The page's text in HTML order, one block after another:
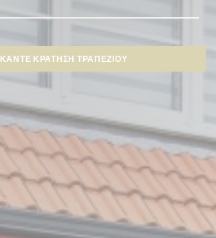
ΚΆΝΤΕ ΚΡΆΤΗΣΗ ΤΡΑΠΕΖΙΟΎ